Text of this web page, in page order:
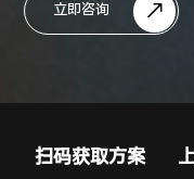
立即咨询
扫码获取方案